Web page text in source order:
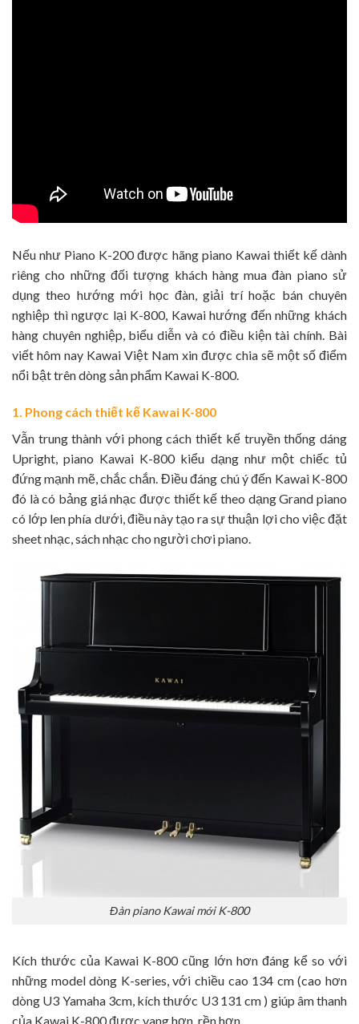
Nếu như Piano K-200 được hãng piano Kawai thiết kế dành
riêng cho những đối tượng khách hàng mua đàn piano sử
dụng theo hướng mới học đàn, giải trí hoặc bán chuyên
nghiệp thì ngược lại K-800, Kawai hướng đến những khách
hàng chuyên nghiệp, biểu diễn và có điều kiện tài chính. Bài
viết hôm nay Kawai Việt Nam xin được chia sẽ một số điểm
nổi bật trên dòng sản phẩm Kawai K-800.
1. Phong cách thiết kế Kawai K-800
Vẫn trung thành với phong cách thiết kế truyền thống dáng
Upright, piano Kawai K-800 kiểu dạng như một chiếc tủ
đứng mạnh mẽ, chắc chắn. Điều đáng chú ý đến Kawai K-800
đó là có bảng giá nhạc được thiết kế theo dạng Grand piano
có lớp len phía dưới, điều này tạo ra sự thuận lợi cho việc đặt
sheet nhạc, sách nhạc cho người chơi piano.
Đàn piano Kawai mới K-800
Kích thước của Kawai K-800 cũng lớn hơn đáng kể so với
những model dòng K-series, với chiều cao 134 cm (cao hơn
dòng U3 Yamaha 3cm, kích thước U3 131 cm ) giúp âm thanh
của Kawai K-800 được vang hơn, rền hơn.